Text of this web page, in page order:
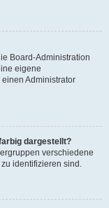
Board-Administration
eigene
Administrator
dargestellt?
verschiedene
identifizieren sind.